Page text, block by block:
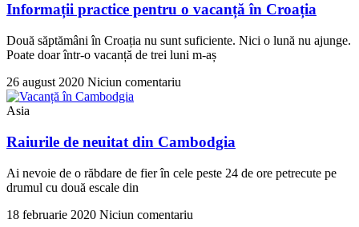
Informații practice pentru o vacanță în Croația
Două săptămâni în Croația nu sunt suficiente. Nici o lună nu ajunge.
Poate doar într-o vacanță de trei luni m-aș
26 august 2020 Niciun comentariu
Asia
Raiurile de neuitat din Cambodgia
Ai nevoie de o răbdare de fier în cele peste 24 de ore petrecute pe
drumul cu două escale din
18 februarie 2020 Niciun comentariu